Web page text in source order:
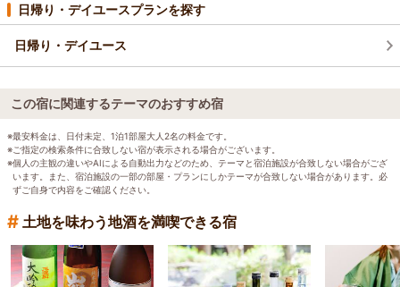
日帰り・デイユースプランを探す
日帰り・デイユース
この宿に関連するテーマのおすすめ宿
※最安料金は、日付未定、1泊1部屋大人2名の料金です。
※ご指定の検索条件に合致しない宿が表示される場合がございます。
※個人の主観の違いやAIによる自動出力などのため、テーマと宿泊施設が合致しない場合がござ
います。また、宿泊施設の一部の部屋・プランにしかテーマが合致しない場合があります。必
ずご自身で内容をご確認ください。
# 土地を味わう地酒を満喫できる宿